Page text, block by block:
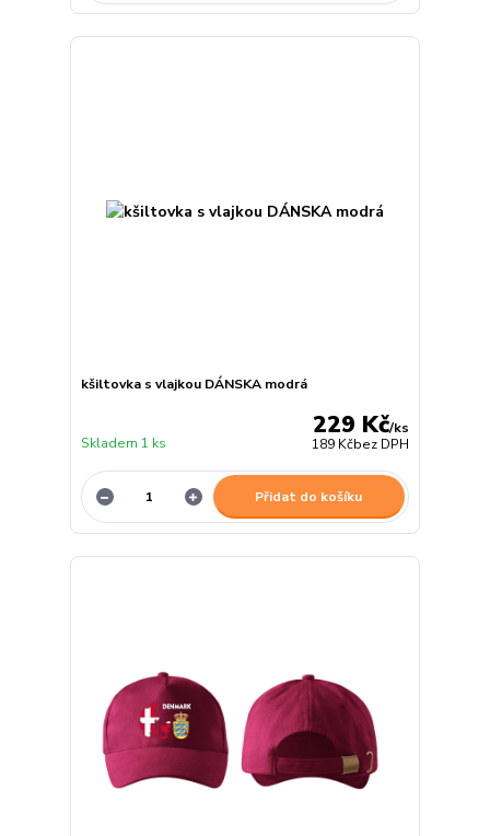
kšiltovka s vlajkou DÁNSKA modrá
229 Kč/ks
189 Kčbez DPH
Skladem 1 ks
Přidat do košíku